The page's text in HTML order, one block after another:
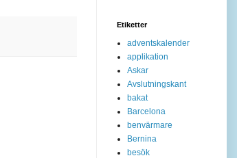
Etiketter
adventskalender
applikation
Askar
Avslutningskant
bakat
Barcelona
benvärmare
Bernina
besök